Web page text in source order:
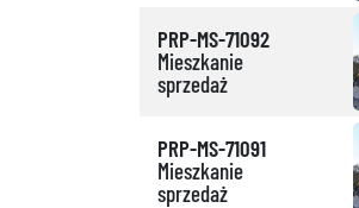
PRP-MS-71092
Mieszkanie
sprzedaż
PRP-MS-71091
Mieszkanie
sprzedaż